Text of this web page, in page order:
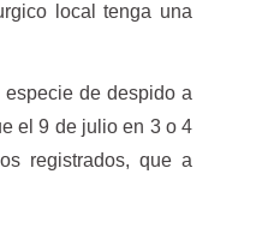
local tenga una
de despido a
el 9 de julio en 3 o 4
registrados, que a